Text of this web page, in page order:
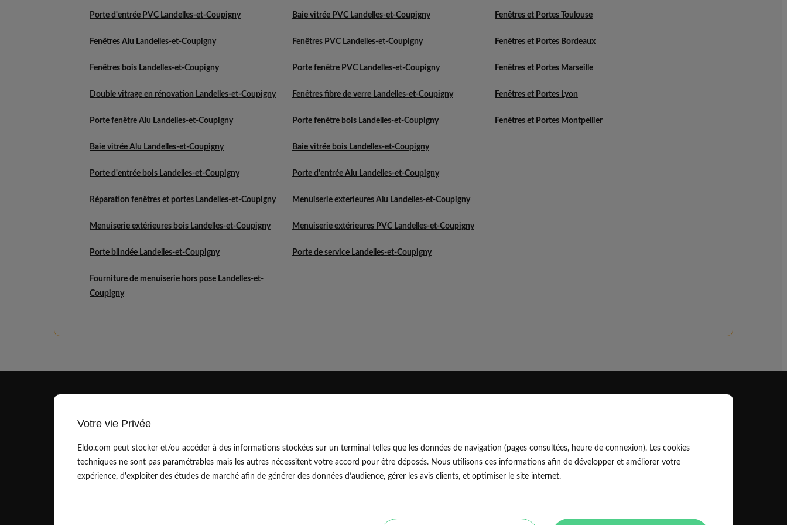
Porte d'entrée PVC Landelles-et-Coupigny Baie vitrée PVC Landelles-et-Coupigny
Fenêtres Alu Landelles-et-Coupigny Fenêtres PVC Landelles-et-Coupigny
Fenêtres bois Landelles-et-Coupigny Porte fenêtre PVC Landelles-et-Coupigny
Double vitrage en rénovation Landelles-et-Coupigny Fenêtres fibre de verre Landelles-et-Coupigny
Porte fenêtre Alu Landelles-et-Coupigny Porte fenêtre bois Landelles-et-Coupigny
Baie vitrée Alu Landelles-et-Coupigny Baie vitrée bois Landelles-et-Coupigny
Porte d'entrée bois Landelles-et-Coupigny Porte d'entrée Alu Landelles-et-Coupigny
Réparation fenêtres et portes Landelles-et-Coupigny Menuiserie exterieures Alu Landelles-et-Coupigny
Menuiserie extérieures bois Landelles-et-Coupigny Menuiserie extérieures PVC Landelles-et-Coupigny
Porte blindée Landelles-et-Coupigny Porte de service Landelles-et-Coupigny
Fourniture de menuiserie hors pose Landelles-et-
Coupigny
Fenêtres et Portes Toulouse
Fenêtres et Portes Bordeaux
Fenêtres et Portes Marseille
Fenêtres et Portes Lyon
Fenêtres et Portes Montpellier
contact@eldo.com
01.83.75.42.90
Rejoindre notre équipe
Blog professionnel
Blog particulier
Avis vérifiés
EldoPro pour les artisans et pros
EldoNetwork pour les réseaux, marques et industriels
Règles de classement des artisans
Votre vie Privée
Eldo.com peut stocker et/ou accéder à des informations stockées sur un terminal telles que les données de navigation (pages consultées, heure de connexion). Les cookies
techniques ne sont pas paramétrables mais les autres nécessitent votre accord pour être déposés. Nous utilisons ces informations afin de développer et améliorer votre
expérience, d'exploiter des études de marché afin de générer des données d’audience, gérer les avis clients, et optimiser le site internet.